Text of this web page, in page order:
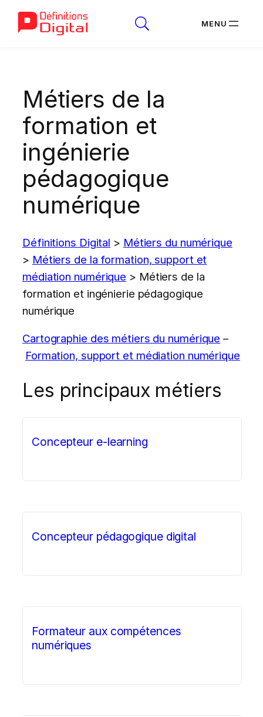
contenu
Métiers de la
formation et
ingénierie
pédagogique
numérique
Définitions Digital > Métiers du numérique
> Métiers de la formation, support et
médiation numérique > Métiers de la
formation et ingénierie pédagogique
numérique
Cartographie des métiers du numérique –
Formation, support et médiation numérique
Les principaux métiers
Concepteur e-learning
Concepteur pédagogique digital
Formateur aux compétences
numériques